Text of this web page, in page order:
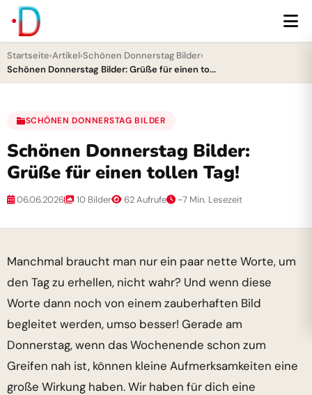
Startseite›Artikel›Schönen Donnerstag Bilder›
Schönen Donnerstag Bilder: Grüße für einen to...
SCHÖNEN DONNERSTAG BILDER
Schönen Donnerstag Bilder:
Grüße für einen tollen Tag!
06.06.2026 10 Bilder 62 Aufrufe ~7 Min. Lesezeit
Manchmal braucht man nur ein paar nette Worte, um
den Tag zu erhellen, nicht wahr? Und wenn diese
Worte dann noch von einem zauberhaften Bild
begleitet werden, umso besser! Gerade am
Donnerstag, wenn das Wochenende schon zum
Greifen nah ist, können kleine Aufmerksamkeiten eine
große Wirkung haben. Wir haben für dich eine